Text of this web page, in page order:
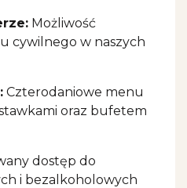
Możliwość
cywilnego w naszych
Czterodaniowe menu
oraz bufetem
dostęp do
i bezalkoholowych